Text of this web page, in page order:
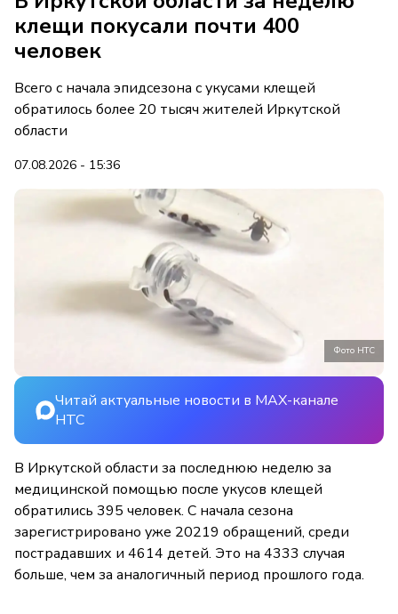
клещи покусали почти 400
человек
Всего с начала эпидсезона с укусами клещей
обратилось более 20 тысяч жителей Иркутской
области
07.08.2026 - 15:36
Фото НТС
Читай актуальные новости в MAX-канале
НТС
В Иркутской области за последнюю неделю за
медицинской помощью после укусов клещей
обратились 395 человек. С начала сезона
зарегистрировано уже 20219 обращений, среди
пострадавших и 4614 детей. Это на 4333 случая
больше, чем за аналогичный период прошлого года.